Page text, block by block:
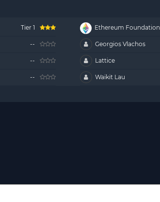
Tier 1 Ethereum Foundation
-- Georgios Vlachos
-- Lattice
-- Waikit Lau